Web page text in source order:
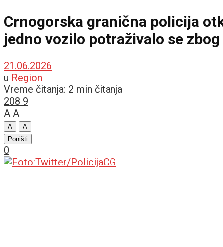
Crnogorska granična policija
jedno vozilo potraživalo se
21.06.2026
u Region
Vreme čitanja: 2 min čitanja
208 9
A A
A
A
Poništi
0